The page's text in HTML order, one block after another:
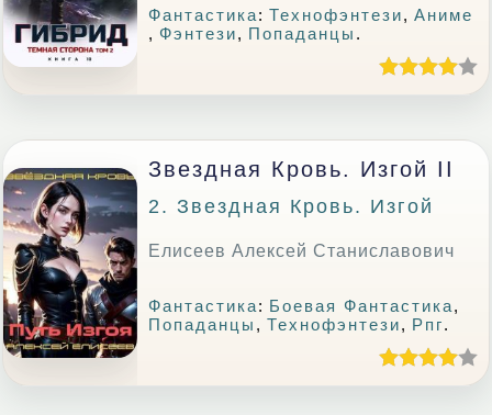
Фантастика:Технофэнтези,Аниме
, Фэнтези, Попаданцы .
Звездная Кровь. Изгой II
2. Звездная Кровь. Изгой
Елисеев Алексей Станиславович
Фантастика: Боевая Фантастика,
Попаданцы ,Технофэнтези, Рпг.